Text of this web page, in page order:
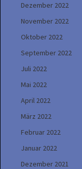
Dezember 2022
November 2022
Oktober 2022
September 2022
Juli 2022
Mai 2022
April 2022
März 2022
Februar 2022
Januar 2022
Dezember 2021